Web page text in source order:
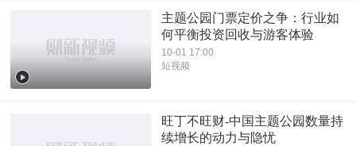
主题公园门票定价之争：行业如
何平衡投资回收与游客体验
10-01 17:00
短视频
旺丁不旺财-中国主题公园数量持
续增长的动力与隐忧